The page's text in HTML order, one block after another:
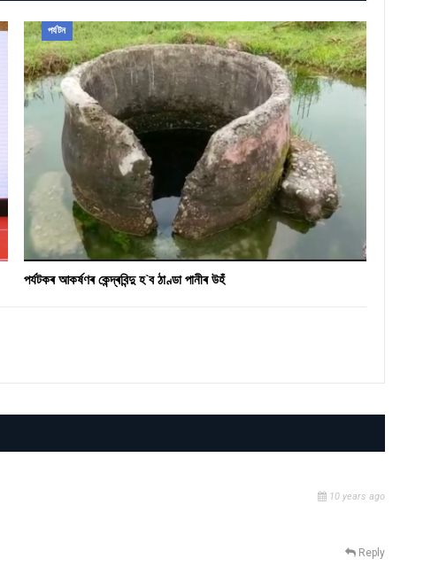
পৰ্যটন
পৰ্যটকৰ আকৰ্ষণৰ কেন্দ্ৰবিন্দু হ`ব ঠাণ্ডা পানীৰ উহঁ
10 years ago
Reply